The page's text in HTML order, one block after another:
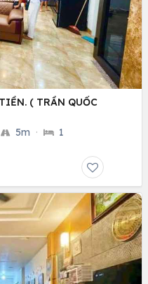
( TRẦN QUỐC
5m · 1